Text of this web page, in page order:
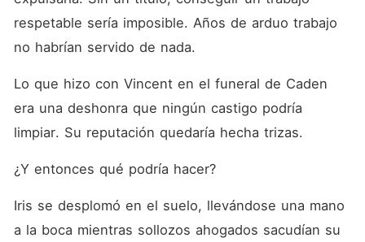
respetable sería imposible. Años de arduo trabajo
no habrían servido de nada.
Lo que hizo con Vincent en el funeral de Caden
era una deshonra que ningún castigo podría
limpiar. Su reputación quedaría hecha trizas.
¿Y entonces qué podría hacer?
Iris se desplomó en el suelo, llevándose una mano
a la boca mientras sollozos ahogados sacudían su